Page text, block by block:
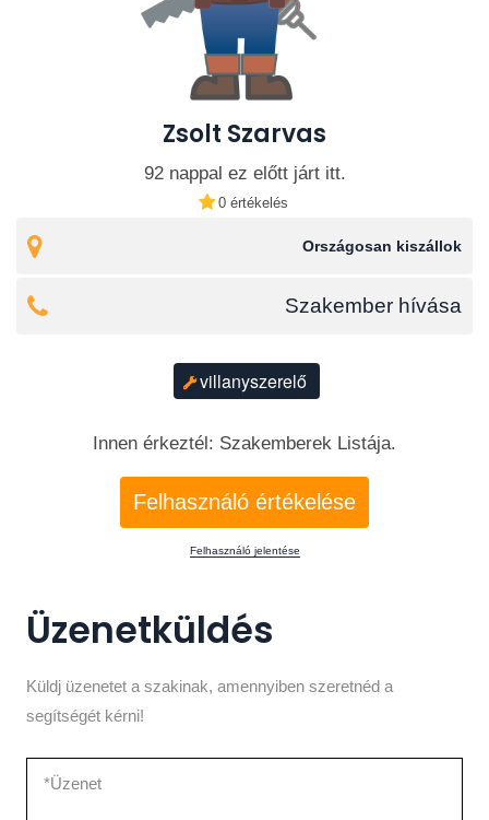
Zsolt Szarvas
92 nappal ez előtt járt itt.
0 értékelés
Országosan kiszállok
Szakember hívása
villanyszerelő
Innen érkeztél: Szakemberek Listája.
Felhasználó értékelése
Felhasználó jelentése
Üzenetküldés
Küldj üzenetet a szakinak, amennyiben szeretnéd a
segítségét kérni!